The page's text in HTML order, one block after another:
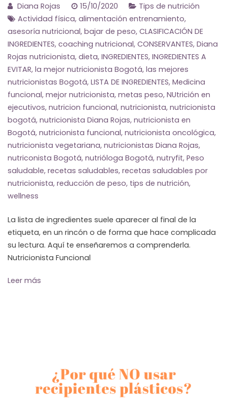
Diana Rojas 15/10/2020
Tips de nutrición
Actividad física, alimentación entrenamiento,
asesoría nutricional, bajar de peso, CLASIFICACIÓN DE
INGREDIENTES, coaching nutricional, CONSERVANTES, Diana
Rojas nutricionista, dieta, INGREDIENTES, INGREDIENTES A
EVITAR, la mejor nutricionista Bogotá, las mejores
nutricionistas Bogotá, LISTA DE INGREDIENTES, Medicina
funcional, mejor nutricionista, metas peso, NUtrición en
ejecutivos, nutricion funcional, nutricionista, nutricionista
bogotá, nutricionista Diana Rojas, nutricionista en
Bogotá, nutricionista funcional, nutricionista oncológica,
nutricionista vegetariana, nutricionistas Diana Rojas,
nutriconista Bogotá, nutrióloga Bogotá, nutryfit, Peso
saludable, recetas saludables, recetas saludables por
nutricionista, reducción de peso, tips de nutrición,
wellness
La lista de ingredientes suele aparecer al final de la
etiqueta, en un rincón o de forma que hace complicada
su lectura. Aquí te enseñaremos a comprenderla.
Nutricionista Funcional
Leer más